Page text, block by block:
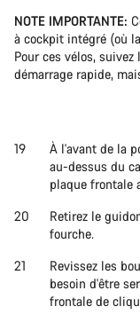
NOTE IMPORTANTE:
à cockpit intégré (où
Pour ces vélos,
démarrage rapide,
À l'avant de la
au-dessus du
plaque frontale
Retirez le
fourche.
Revissez les
besoin d'être
frontale de